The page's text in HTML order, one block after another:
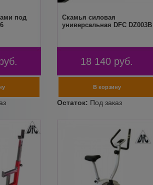
под
Скамья силовая
универсальная DFC DZ003B
18 140 руб.